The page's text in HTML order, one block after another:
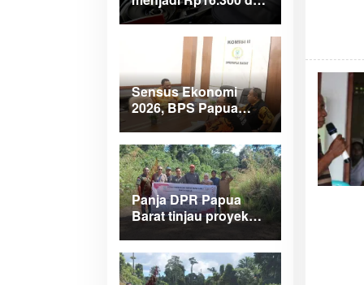
wilayah Papua
Sensus Ekonomi
2026, BPS Papua
Barat saar pimpinan
DPRPB
Panja DPR Papua
Barat tinjau proyek
dan Bintuni